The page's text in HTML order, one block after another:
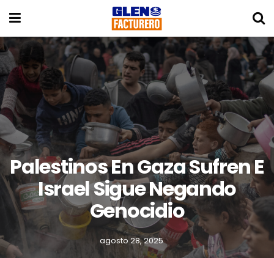
Palestinos En Gaza Sufren E
Israel Sigue Negando
Genocidio
agosto 28, 2025